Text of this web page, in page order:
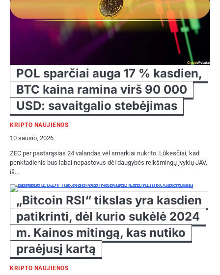
POL sparčiai auga 17 % kasdien,
BTC kaina ramina virš 90 000
USD: savaitgalio stebėjimas
KRIPTO NAUJIENOS
10 sausio, 2026
ZEC per pastarąsias 24 valandas vėl smarkiai nukrito. Lūkesčiai, kad
penktadienis bus labai nepastovus dėl daugybės reikšmingų įvykių JAV,
iš…
„Bitcoin RSI“ tikslas yra kasdien
patikrinti, dėl kurio sukėlė 2024
m. Kainos mitingą, kas nutiko
praėjusį kartą
KRIPTO NAUJIENOS